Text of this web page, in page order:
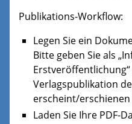
Publikations-Workflow:
Legen Sie ein
Bitte geben Sie als
Verlagspublikation
erscheint/erschienen
Laden Sie Ihre PDF-